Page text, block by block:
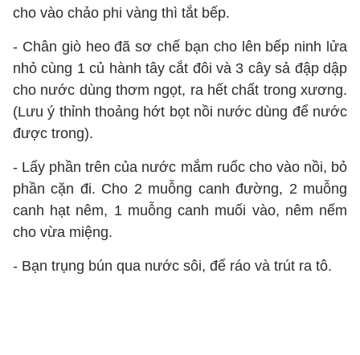
cho vào chảo phi vàng thì tắt bếp.
- Chân giò heo đã sơ chế bạn cho lên bếp ninh lửa
nhỏ cùng 1 củ hành tây cắt đôi và 3 cây sả đập dập
cho nước dùng thơm ngọt, ra hết chất trong xương.
(Lưu ý thỉnh thoảng hớt bọt nồi nước dùng để nước
được trong).
- Lấy phần trên của nước mắm ruốc cho vào nồi, bỏ
phần cặn đi. Cho 2 muỗng canh đường, 2 muỗng
canh hạt nêm, 1 muỗng canh muối vào, nêm nếm
cho vừa miệng.
- Bạn trụng bún qua nước sôi, để ráo và trút ra tô.